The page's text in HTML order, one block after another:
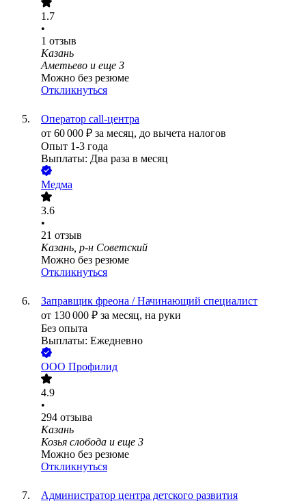
1.7
•
1 отзыв
Казань
Аметьево и еще 3
Можно без резюме
Откликнуться
Оператор call-центра
от 60 000 ₽ за месяц, до вычета налогов
Опыт 1-3 года
Выплаты: Два раза в месяц
Медма
3.6
•
21 отзыв
Казань, р-н Советский
Можно без резюме
Откликнуться
Заправщик фреона / Начинающий специалист
от 130 000 ₽ за месяц, на руки
Без опыта
Выплаты: Ежедневно
ООО Профилид
4.9
•
294 отзыва
Казань
Козья слобода и еще 3
Можно без резюме
Откликнуться
Администратор центра детского развития